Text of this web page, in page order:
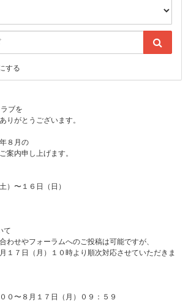
する
ブを
りがとうございます。
８月の
案内申し上げます。
）〜１６日（日）
て
わせやフォーラムへのご投稿は可能ですが、
１７日（月）１０時より順次対応させていただきま
０〜８月１７日（月）０９：５９